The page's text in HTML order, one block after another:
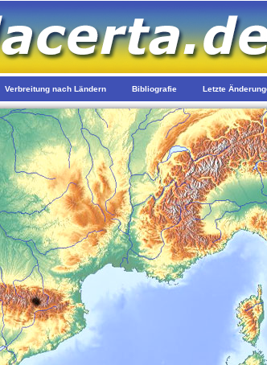
Verbreitung nach Ländern Bibliografie Letzte